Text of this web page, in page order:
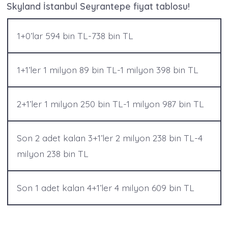
Skyland İstanbul Seyrantepe fiyat tablosu!
1+0’lar 594 bin TL-738 bin TL
1+1’ler 1 milyon 89 bin TL-1 milyon 398 bin TL
2+1’ler 1 milyon 250 bin TL-1 milyon 987 bin TL
Son 2 adet kalan 3+1’ler 2 milyon 238 bin TL-4
milyon 238 bin TL
Son 1 adet kalan 4+1’ler 4 milyon 609 bin TL